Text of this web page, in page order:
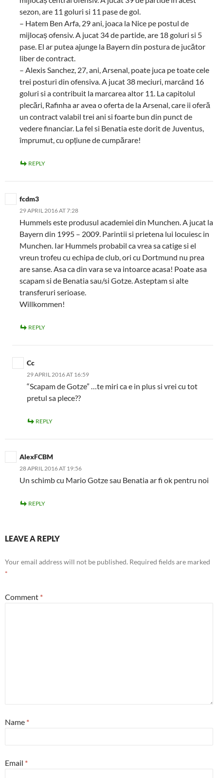
sezon, are 11 goluri si 11 pase de gol.
– Hatem Ben Arfa, 29 ani, joaca la Nice pe postul de
mijlocaș ofensiv. A jucat 34 de partide, are 18 goluri si 5
pase. El ar putea ajunge la Bayern din postura de jucător
liber de contract.
– Alexis Sanchez, 27, ani, Arsenal, poate juca pe toate cele
trei posturi din ofensiva. A jucat 38 meciuri, marcând 16
goluri si a contribuit la marcarea altor 11. La capitolul
plecări, Rafinha ar avea o oferta de la Arsenal, care ii oferă
un contract valabil trei ani si foarte bun din punct de
vedere financiar. La fel si Benatia este dorit de Juventus,
împrumut, cu opțiune de cumpărare!
REPLY
fcdm3
29 APRIL 2016 AT 7:28
Hummels este produsul academiei din Munchen. A jucat la
Bayern din 1995 – 2009. Parintii si prietena lui locuiesc in
Munchen. Iar Hummels probabil ca vrea sa catige si el
vreun trofeu cu echipa de club, ori cu Dortmund nu prea
are sanse. Asa ca din vara se va intoarce acasa! Poate asa
scapam si de Benatia sau/si Gotze. Asteptam si alte
transferuri serioase.
Willkommen!
REPLY
Cc
29 APRIL 2016 AT 16:59
“Scapam de Gotze” …te miri ca e in plus si vrei cu tot
pretul sa plece??
REPLY
AlexFCBM
28 APRIL 2016 AT 19:56
Un schimb cu Mario Gotze sau Benatia ar fi ok pentru noi
REPLY
LEAVE A REPLY
Your email address will not be published. Required fields are marked
*
Comment *
Name *
Email *